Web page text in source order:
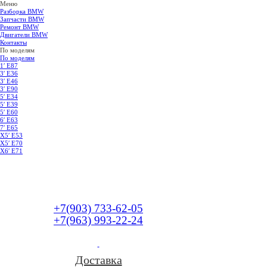
Меню
Разборка BMW
Запчасти BMW
Ремонт BMW
Двигатели BMW
Контакты
По моделям
По моделям
1′ E87
3′ E36
3′ E46
3′ E90
5′ E34
5′ E39
5′ E60
6′ E63
7′ E65
Х5′ E53
X5′ E70
X6′ E71
+7(903) 733-62-05
+7(963) 993-22-24
Доставка